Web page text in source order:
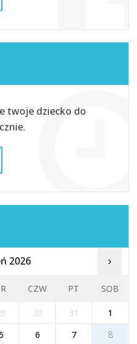
twoje dziecko do
2026 ›
CZW PT SOB
30 31
1
6 7
8